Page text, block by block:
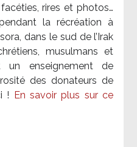
rires et photos…
la récréation à
dans le sud de l’Irak
musulmans et
un enseignement de
des donateurs de
!
En savoir plus sur ce